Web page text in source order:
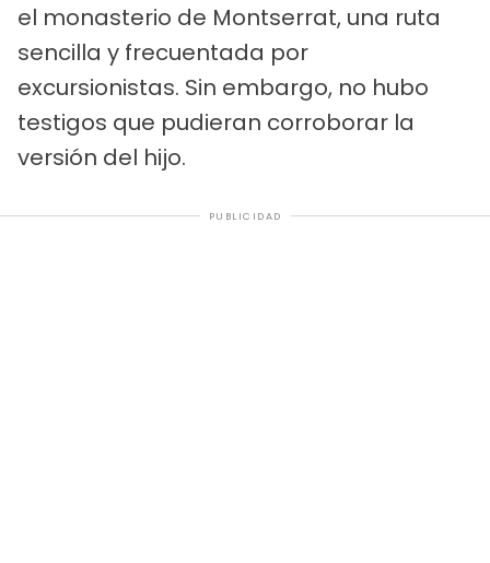
el monasterio de Montserrat, una ruta
sencilla y frecuentada por
excursionistas. Sin embargo, no hubo
testigos que pudieran corroborar la
versión del hijo.
PUBLICIDAD